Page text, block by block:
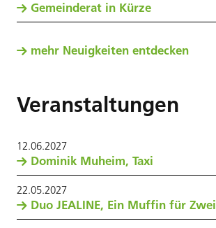
Gemeinderat in Kürze
mehr Neuigkeiten entdecken
Veranstaltungen
12.06.2027
Dominik Muheim, Taxi
22.05.2027
Duo JEALINE, Ein Muffin für Zwei